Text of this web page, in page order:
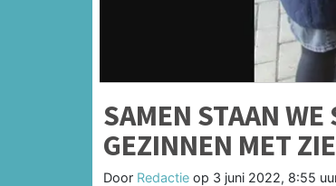
SAMEN STAAN WE
GEZINNEN MET
Door Redactie op 3 juni 2022, 8:55